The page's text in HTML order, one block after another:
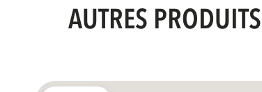
AUTRES PRODUITS